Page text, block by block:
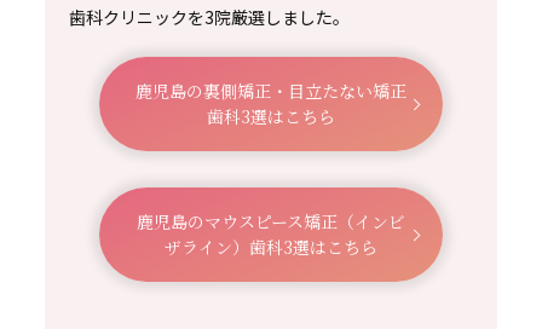
歯科クリニックを3院厳選しました。
鹿児島の裏側矯正・目立たない矯正
歯科3選はこちら
鹿児島のマウスピース矯正（インビ
ザライン）歯科3選はこちら